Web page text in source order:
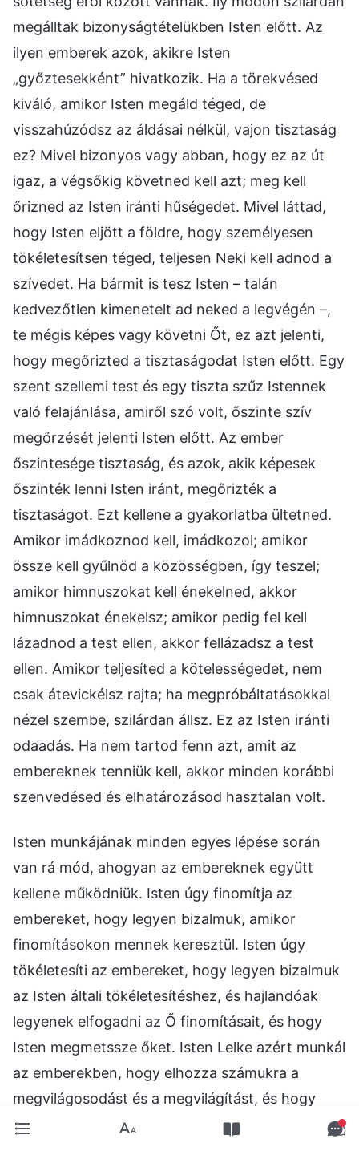
megálltak bizonyságtételükben Isten előtt. Az
ilyen emberek azok, akikre Isten
„győztesekként” hivatkozik. Ha a törekvésed
kiváló, amikor Isten megáld téged, de
visszahúzódsz az áldásai nélkül, vajon tisztaság
ez? Mivel bizonyos vagy abban, hogy ez az út
igaz, a végsőkig követned kell azt; meg kell
őrizned az Isten iránti hűségedet. Mivel láttad,
hogy Isten eljött a földre, hogy személyesen
tökéletesítsen téged, teljesen Neki kell adnod a
szívedet. Ha bármit is tesz Isten – talán
kedvezőtlen kimenetelt ad neked a legvégén –,
te mégis képes vagy követni Őt, ez azt jelenti,
hogy megőrizted a tisztaságodat Isten előtt. Egy
szent szellemi test és egy tiszta szűz Istennek
való felajánlása, amiről szó volt, őszinte szív
megőrzését jelenti Isten előtt. Az ember
őszintesége tisztaság, és azok, akik képesek
őszinték lenni Isten iránt, megőrizték a
tisztaságot. Ezt kellene a gyakorlatba ültetned.
Amikor imádkoznod kell, imádkozol; amikor
össze kell gyűlnöd a közösségben, így teszel;
amikor himnuszokat kell énekelned, akkor
himnuszokat énekelsz; amikor pedig fel kell
lázadnod a test ellen, akkor fellázadsz a test
ellen. Amikor teljesíted a kötelességedet, nem
csak átevickélsz rajta; ha megpróbáltatásokkal
nézel szembe, szilárdan állsz. Ez az Isten iránti
odaadás. Ha nem tartod fenn azt, amit az
embereknek tenniük kell, akkor minden korábbi
szenvedésed és elhatározásod hasztalan volt.
Isten munkájának minden egyes lépése során
van rá mód, ahogyan az embereknek együtt
kellene működniük. Isten úgy finomítja az
embereket, hogy legyen bizalmuk, amikor
finomításokon mennek keresztül. Isten úgy
tökéletesíti az embereket, hogy legyen bizalmuk
az Isten általi tökéletesítéshez, és hajlandóak
legyenek elfogadni az Ő finomításait, és hogy
Isten megmetssze őket. Isten Lelke azért munkál
az emberekben, hogy elhozza számukra a
megvilágosodást és a megvilágítást, és hogy
rávegye őket a Vele való együttműködésre és a